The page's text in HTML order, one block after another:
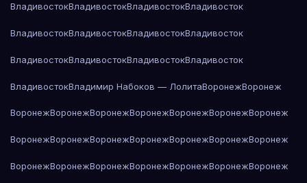
ВладивостокВладивостокВладивостокВладивосток
ВладивостокВладивостокВладивостокВладивосток
ВладивостокВладивостокВладивостокВладивосток
ВладивостокВладимир Набоков — ЛолитаВоронежВоронеж
ВоронежВоронежВоронежВоронежВоронежВоронежВоронеж
ВоронежВоронежВоронежВоронежВоронежВоронежВоронеж
ВоронежВоронежВоронежВоронежВоронежВоронежВоронеж